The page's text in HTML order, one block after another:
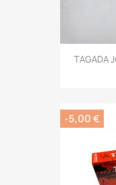
TAGADA
-5,00 €